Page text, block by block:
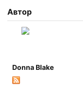
Автор
Donna Blake